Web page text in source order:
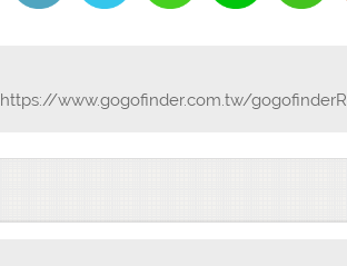
https://www.gogofinder.com.tw/